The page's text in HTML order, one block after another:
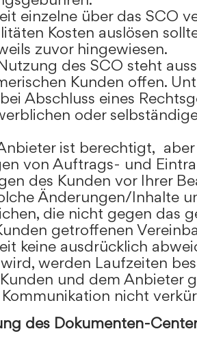
einzelne über das SCO
Kosten auslösen
zuvor hingewiesen.
des SCO steht
Kunden offen.
Abschluss eines
oder
ist berechtigt,
von Auftrags- und
des Kunden vor Ihrer
Änderungen/Inhalte
die nicht gegen das
getroffenen
keine ausdrücklich
werden Laufzeiten
und dem Anbieter
nicht
des Dokumenten-